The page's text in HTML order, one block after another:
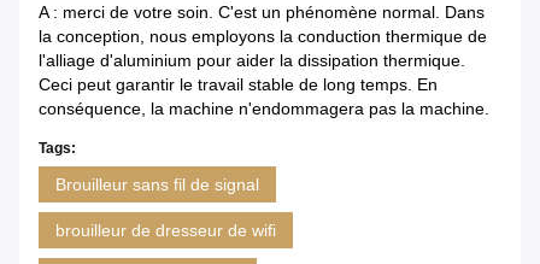
A : merci de votre soin. C'est un phénomène normal. Dans
la conception, nous employons la conduction thermique de
l'alliage d'aluminium pour aider la dissipation thermique.
Ceci peut garantir le travail stable de long temps. En
conséquence, la machine n'endommagera pas la machine.
Tags:
Brouilleur sans fil de signal
brouilleur de dresseur de wifi